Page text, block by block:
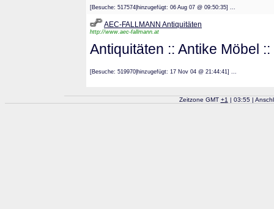
[Besuche: 517574|hinzugefügt: 06 Aug 07 @ 09:50:35] ...
AEC-FALLMANN Antiquitäten
http://www.aec-fallmann.at
Antiquitäten :: Antike Möbel
[Besuche: 519970|hinzugefügt: 17 Nov 04 @ 21:44:41] ...
Zeitzone GMT +1 | 03:55 |